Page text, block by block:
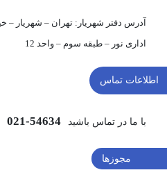
آدرس دفتر شهریار:
اداری نور – طبقه سوم – واحد 12
اطلاعات تماس
با ما در تماس باشید 54634-021
مجوزها